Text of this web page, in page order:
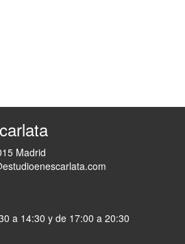
Madrid
a 14:30 y de 17:00 a 20:30